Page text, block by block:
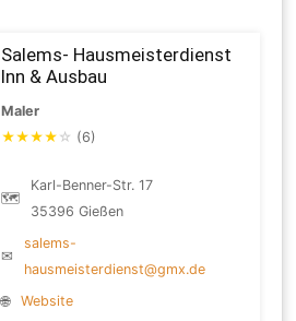
Salems- Hausmeisterdienst
Inn & Ausbau
Maler
★★★★ ☆ (6)
🗺
Karl-Benner-Str. 17
35396 Gießen
✉
salems-
hausmeisterdienst@gmx.de
🌐
Website